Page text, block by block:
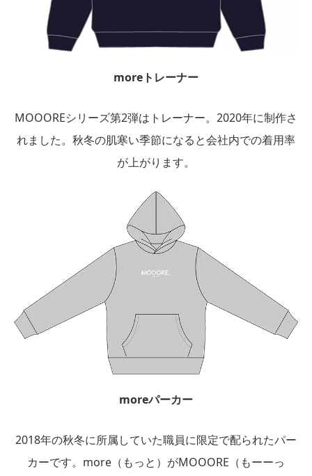
moreトレーナー
MOOOREシリーズ第2弾はトレーナー。2020年に制作さ
れました。秋冬の肌寒い季節になると会社内での着用率
が上がります。
moreパーカー
2018年の秋冬に所属していた職員に限定で配られたパー
カーです。more（もっと）がMOOORE（もーーっ